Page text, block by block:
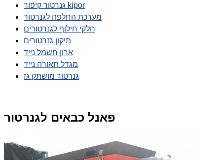
גנרטור קיפור kipor
מערכת החלפה לגנרטור
חלקי חילוף לגנרטורים
תיקון גנרטורים
ארון חשמל נייד
מגדל תאורה נייד
גנרטור מושתק גז
פאנל כבאים לגנרטור